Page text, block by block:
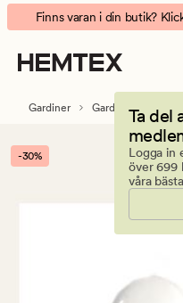
Lilje
liten
väggkrok
Animerad
banner.
Klicka
på
att
pausa.
Finns varan i din butik?
Ta del
Logga in
över 699
våra
Gardiner Gardintillbehör
-30%